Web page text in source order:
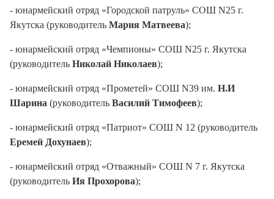
- юнармейский отряд «Городской патруль» СОШ N25 г.
Якутска (руководитель Мария Матвеева);
- юнармейский отряд «Чемпионы» СОШ N25 г. Якутска
(руководитель Николай Николаев);
- юнармейский отряд «Прометей» СОШ N39 им. Н.И
Шарина (руководитель Василий Тимофеев);
- юнармейский отряд «Патриот» СОШ N 12 (руководитель
Еремей Дохунаев);
- юнармейский отряд «Отважный» СОШ N 7 г. Якутска
(руководитель Ия Прохорова);